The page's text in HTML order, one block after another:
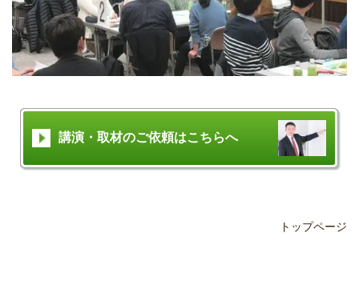
講演・取材のご依頼はこちらへ
トップページ